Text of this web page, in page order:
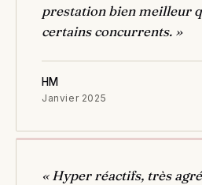
prestation bien meilleur
certains concurrents. »
HM
Janvier 2025
« Hyper réactifs, très